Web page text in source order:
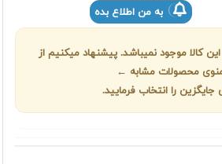
به من اطلاع بده
کالا موجود نمیباشد. پیشنهاد میکنیم از
محصولات مشابه ←
جایگزین را انتخاب فرمایید.